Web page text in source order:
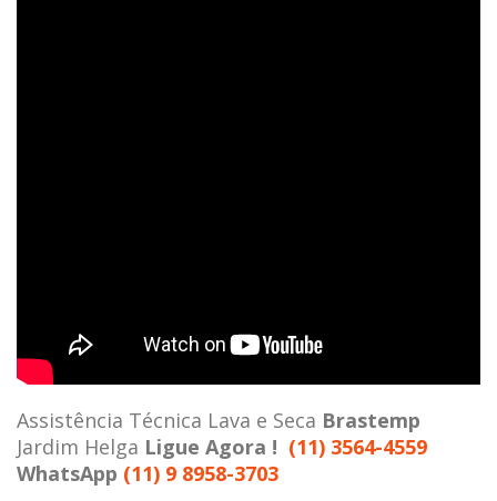
Assistência Técnica Lava e Seca Brastemp
Jardim Helga Ligue Agora ! (11) 3564-4559
WhatsApp (11) 9 8958-3703